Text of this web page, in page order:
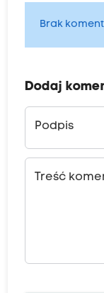
Brak
Dodaj
Podpis
Treść